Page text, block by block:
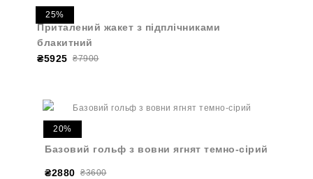
25%
Приталений жакет з підплічниками
блакитний
₴5925 ₴7900
20%
Базовий гольф з вовни ягнят темно-сірий
₴2880 ₴3600